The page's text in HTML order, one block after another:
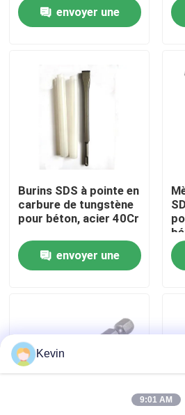
Maison
Visite d'usine
Contrôle de qualité
Demandez une citation
peu de perceuse de hss
envoyer une
Burins SDS à pointe en
carbure de tungstène
pour béton, acier 40Cr
envoyer une
Kevin
9:01 AM